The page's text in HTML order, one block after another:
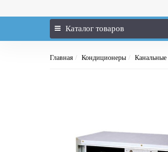
Каталог товаров
Главная Кондиционеры Канальные